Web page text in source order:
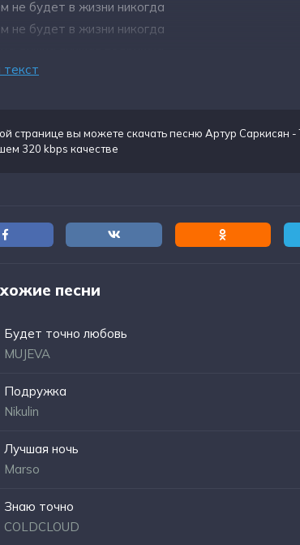
не будет в жизни никогда
не будет в жизни никогда
ее даст зятя точно не предаст
странице вы можете скачать песню Артур Саркисян -
320 kbps качестве
песни
Будет точно любовь
MUJEVA
Подружка
Nikulin
Лучшая ночь
Marso
Знаю точно
COLDCLOUD